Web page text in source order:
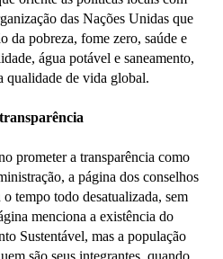
das Nações Unidas que
da pobreza, fome zero, saúde e
água potável e saneamento,
qualidade de vida global.
prometer a transparência como
a página dos conselhos
tempo todo desatualizada, sem
menciona a existência do
Sustentável, mas a população